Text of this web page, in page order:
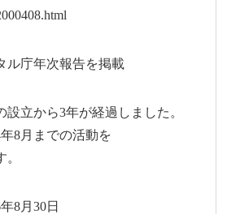
ル庁年次報告を掲載
から3年が経過しました。
8月までの活動を
8月30日